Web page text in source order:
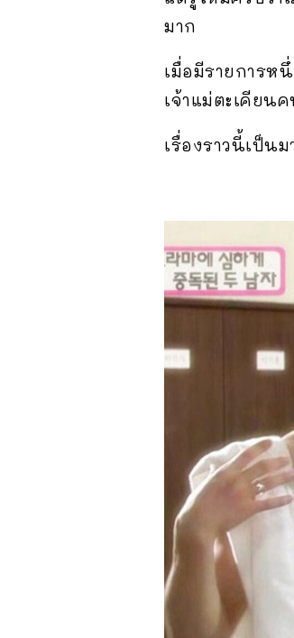
มาก
เมื่อมีรายการห
เจ้าแม่ตะเคียน
เรื่องราวนี้เป็น